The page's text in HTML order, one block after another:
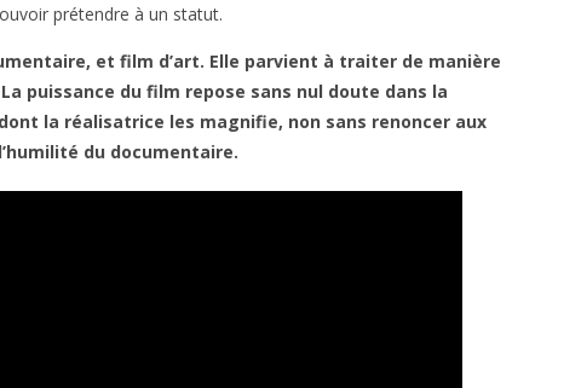
prétendre à un statut.
et film d’art. Elle parvient à traiter de manière
puissance du film repose sans nul doute dans la
la réalisatrice les magnifie, non sans renoncer aux
du documentaire.